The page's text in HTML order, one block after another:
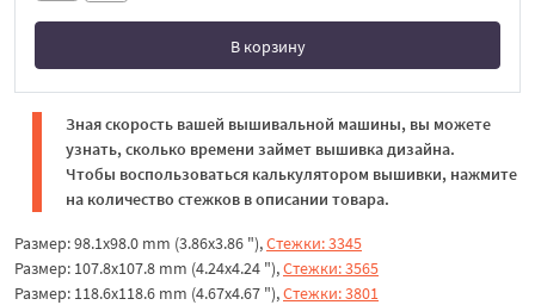
В корзину
В корзине
Зная скорость вашей вышивальной машины, вы можете
узнать, сколько времени займет вышивка дизайна.
Чтобы воспользоваться калькулятором вышивки, нажмите
на количество стежков в описании товара.
Размер: 98.1x98.0 mm (3.86x3.86 "),Стежки: 3345
Размер: 107.8x107.8 mm (4.24x4.24 "),Стежки: 3565
Размер: 118.6x118.6 mm (4.67x4.67 "),Стежки: 3801